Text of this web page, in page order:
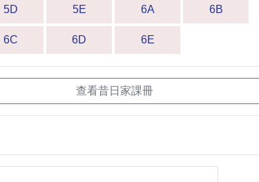
5D 5E 6A 6B
6C 6D 6E
查看昔日家課冊